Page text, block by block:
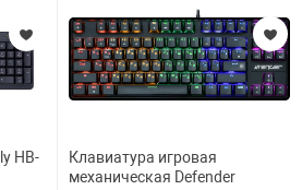
HB-
Клавиатура игровая
механическая Defender